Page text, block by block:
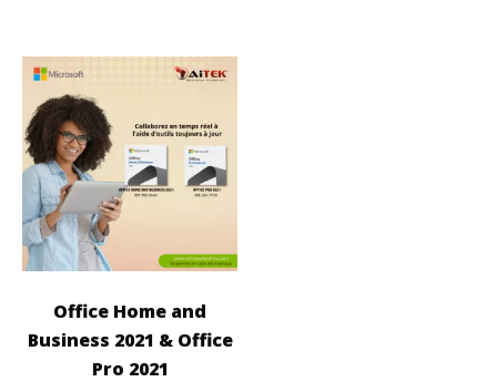
Office Home and
Business 2021 & Office
Pro 2021